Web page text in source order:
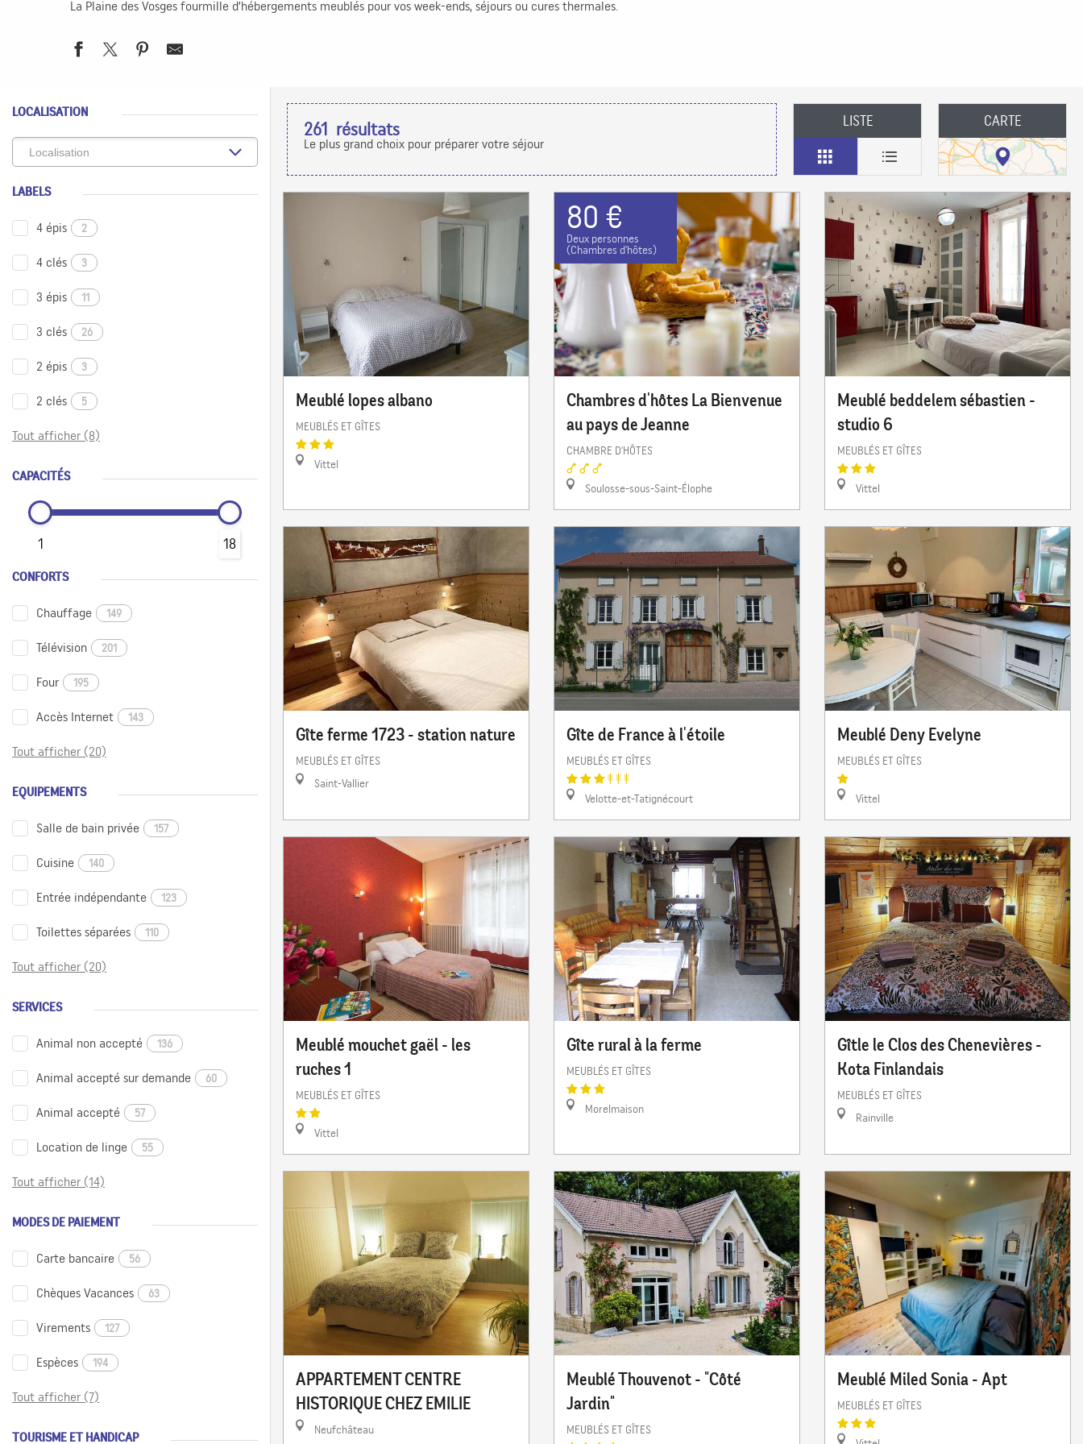
La Plaine des Vosges fourmille d’hébergements meublés pour vos week-ends, séjours ou cures thermales.
LOCALISATION
LABELS
4 épis 2
4 clés 3
3 épis 11
3 clés 26
2 épis 3
2 clés 5
Tout afficher (8)
CAPACITÉS
1 18
CONFORTS
Chauffage 149
Télévision 201
Four 195
Accès Internet 143
Tout afficher (20)
EQUIPEMENTS
Salle de bain privée 157
Cuisine 140
Entrée indépendante 123
Toilettes séparées 110
Tout afficher (20)
SERVICES
Animal non accepté 136
Animal accepté sur demande 60
Animal accepté 57
Location de linge 55
Tout afficher (14)
MODES DE PAIEMENT
Carte bancaire 56
Chèques Vacances 63
Virements 127
Espèces 194
Tout afficher (7)
TOURISME ET HANDICAP
261 résultats
Le plus grand choix pour préparer votre séjour
LISTE CARTE
Meublé lopes albano
MEUBLÉS ET GÎTES
Vittel
80 €
Deux personnes
(Chambres d'hôtes)
Chambres d'hôtes La Bienvenue
au pays de Jeanne
CHAMBRE D'HÔTES
Soulosse-sous-Saint-Élophe
Meublé beddelem sébastien -
studio 6
MEUBLÉS ET GÎTES
Vittel
Gîte ferme 1723 - station nature
MEUBLÉS ET GÎTES
Saint-Vallier
Gîte de France à l'étoile
MEUBLÉS ET GÎTES
Velotte-et-Tatignécourt
Meublé Deny Evelyne
MEUBLÉS ET GÎTES
Vittel
Meublé mouchet gaël - les
ruches 1
MEUBLÉS ET GÎTES
Vittel
Gîte rural à la ferme
MEUBLÉS ET GÎTES
Morelmaison
Gîtle le Clos des Chenevières -
Kota Finlandais
MEUBLÉS ET GÎTES
Rainville
APPARTEMENT CENTRE
HISTORIQUE CHEZ EMILIE
Neufchâteau
Meublé Thouvenot - "Côté
Jardin"
MEUBLÉS ET GÎTES
Meublé Miled Sonia - Apt
MEUBLÉS ET GÎTES